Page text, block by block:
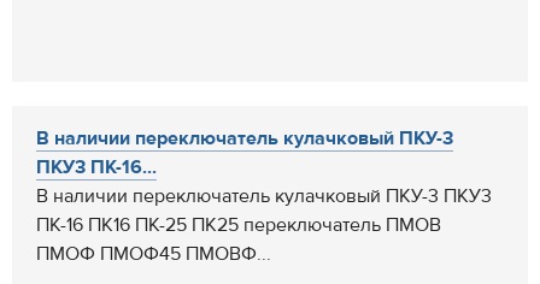
В наличии переключатель кулачковый ПКУ-3
ПКУ3 ПК-16...
В наличии переключатель кулачковый ПКУ-3 ПКУ3
ПК-16 ПК16 ПК-25 ПК25 переключатель ПМОВ
ПМОФ ПМОФ45 ПМОВФ...